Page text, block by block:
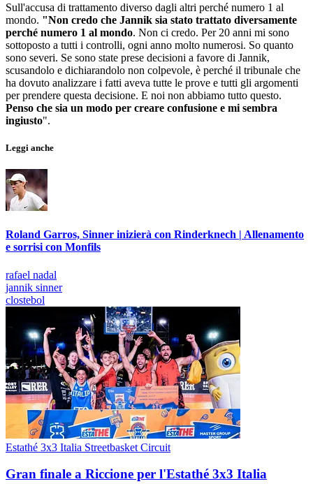
Sull'accusa di trattamento diverso dagli altri perché numero 1 al
mondo. "Non credo che Jannik sia stato trattato diversamente
perché numero 1 al mondo. Non ci credo. Per 20 anni mi sono
sottoposto a tutti i controlli, ogni anno molto numerosi. So quanto
sono severi. Se sono state prese decisioni a favore di Jannik,
scusandolo e dichiarandolo non colpevole, è perché il tribunale che
ha dovuto analizzare i fatti aveva tutte le prove e tutti gli argomenti
per prendere questa decisione. E noi non abbiamo tutto questo.
Penso che sia un modo per creare confusione e mi sembra
ingiusto".
Leggi anche
Roland Garros, Sinner inizierà con Rinderknech | Allenamento
e sorrisi con Monfils
rafael nadal
jannik sinner
clostebol
Estathé 3x3 Italia Streetbasket Circuit
Gran finale a Riccione per l'Estathé 3x3 Italia